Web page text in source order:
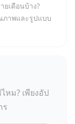
ยเดือนบ้าง?
ภาพและรูปแบบ
หม? เพียงอัป
ร